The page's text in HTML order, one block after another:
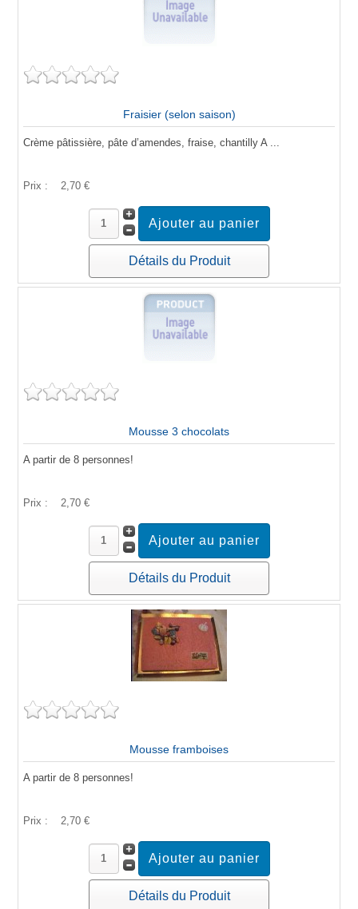
Fraisier (selon saison)
Crème pâtissière, pâte d’amendes, fraise, chantilly A ...
Prix : 2,70 €
Détails du Produit
Mousse 3 chocolats
A partir de 8 personnes!
Prix : 2,70 €
Détails du Produit
Mousse framboises
A partir de 8 personnes!
Prix : 2,70 €
Détails du Produit